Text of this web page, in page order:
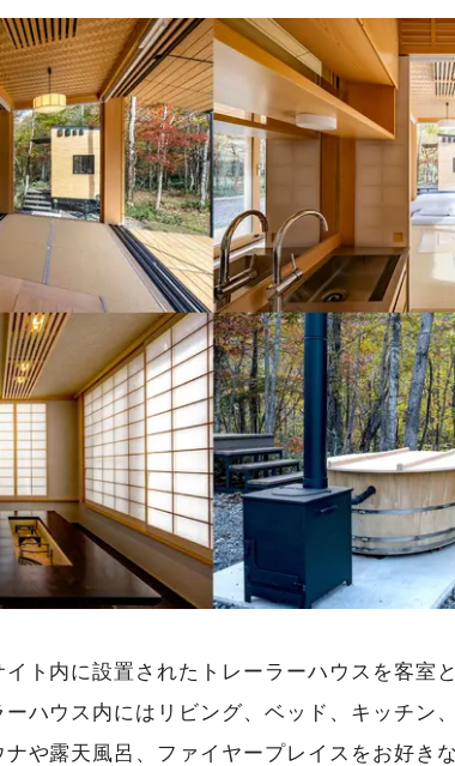
ト内に設置されたトレーラーハウスを客室
ハウス内にはリビング、ベッド、キッチン
や露天風呂、ファイヤープレイスをお好き